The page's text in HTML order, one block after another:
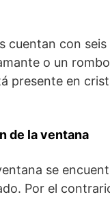
cuentan con
o un
presente en
de la ventana
se
Por el